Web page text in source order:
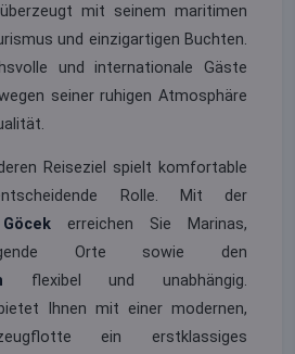
mit seinem maritimen
und einzigartigen Buchten.
und internationale Gäste
seiner ruhigen Atmosphäre
Reiseziel spielt komfortable
Rolle. Mit der
erreichen Sie Marinas,
Orte sowie den
flexibel und unabhängig.
Ihnen mit einer modernen,
ein erstklassiges